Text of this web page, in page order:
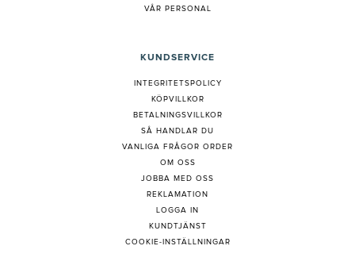
VÅR PERSONAL
KUNDSERVICE
INTEGRITETSPOLICY
KÖPVILLKOR
BETALNINGSVILLKOR
SÅ HANDLAR DU
VANLIGA FRÅGOR ORDER
OM OSS
JOBBA MED OSS
REKLAMATION
LOGGA IN
KUNDTJÄNST
COOKIE-INSTÄLLNINGAR